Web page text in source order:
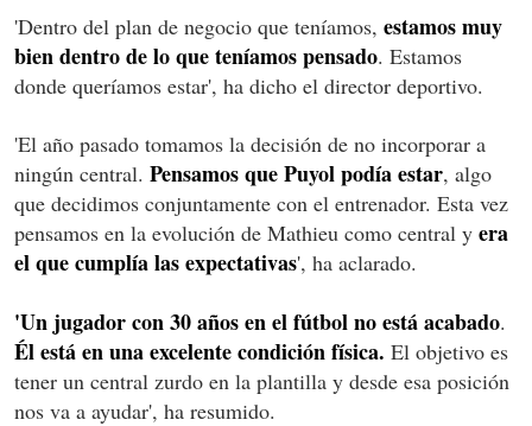
'Dentro del plan de negocio que teníamos, estamos muy
bien dentro de lo que teníamos pensado. Estamos
donde queríamos estar', ha dicho el director deportivo.
'El año pasado tomamos la decisión de no incorporar a
ningún central. Pensamos que Puyol podía estar, algo
que decidimos conjuntamente con el entrenador. Esta vez
pensamos en la evolución de Mathieu como central y era
el que cumplía las expectativas', ha aclarado.
'Un jugador con 30 años en el fútbol no está acabado.
Él está en una excelente condición física. El objetivo es
tener un central zurdo en la plantilla y desde esa posición
nos va a ayudar', ha resumido.